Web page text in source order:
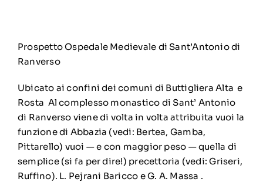
Prospetto Ospedale Medievale di Sant’Antonio di
Ranverso
Ubicato ai confini dei comuni di Buttigliera Alta e
Rosta Al complesso monastico di Sant’ Antonio
di Ranverso viene di volta in volta attribuita vuoi la
funzione di Abbazia (vedi: Bertea, Gamba,
Pittarello) vuoi — e con maggior peso — quella di
semplice (si fa per dire!) precettoria (vedi: Griseri,
Ruffino). L. Pejrani Baricco e G. A. Massa .